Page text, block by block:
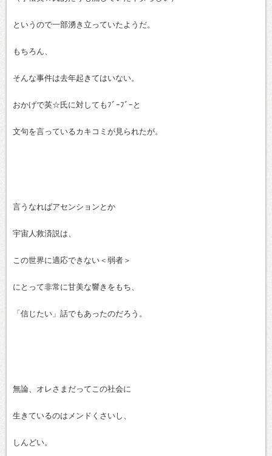
というので一部湧き立っていたようだ。
もちろん、
そんな事件は去年起きてはいない。
おかげで英☆氏に対してもﾌﾞｰﾌﾞｰと
文句を言っているカキコミが見られたが。
言うなればアセンションとか
宇宙人救済説は、
この世界に適応できない＜弱者＞
にとって非常に甘美な響きをもち、
「信じたい」話でもあったのだろう。
無論、オレさまだってこの社会に
生きているのはメンドくさいし、
しんどい。